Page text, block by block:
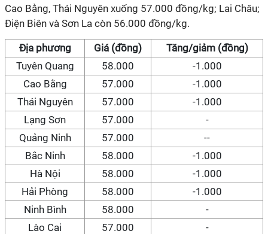
Cao Bằng, Thái Nguyên xuống 57.000 đồng/kg; Lai Châu;
Điện Biên và Sơn La còn 56.000 đồng/kg.
Địa phương Giá (đồng)
Tăng/giảm (đồng)
Tuyên Quang
58.000
-1.000
Cao Bằng
57.000
-1.000
Thái Nguyên
57.000
-1.000
Lạng Sơn
57.000
-
Quảng Ninh
57.000
--
Bắc Ninh
58.000
-1.000
Hà Nội
58.000
-1.000
Hải Phòng
58.000
-1.000
Ninh Bình
58.000
-
Lào Cai
57.000
-